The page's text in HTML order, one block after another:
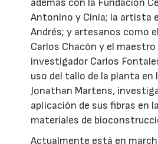
además con la Fundación
Antonino y Cinia; la artista
Andrés; y artesanos como
Carlos Chacón y el
investigador Carlos
uso del tallo de la planta en
Jonathan Martens,
aplicación de sus fibras en
materiales de
Actualmente está en